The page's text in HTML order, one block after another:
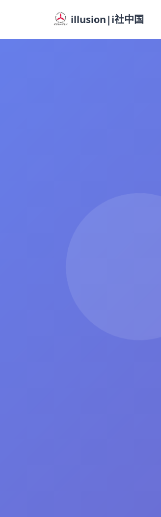
illusion|i社中国